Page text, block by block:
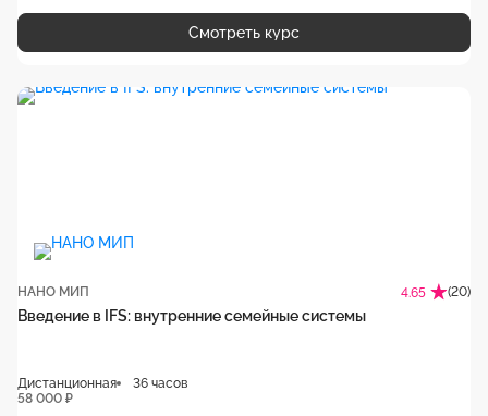
Смотреть курс
НАНО МИП 4.65 (20)
Введение в IFS: внутренние семейные системы
Дистанционная
36 часов
58 000 ₽